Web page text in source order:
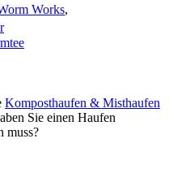
Works,
Komposthaufen & Misthaufen
Sie einen Haufen
muss?